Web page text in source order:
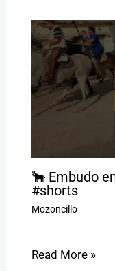
🐂 Embudo
#shorts
Mozoncillo
Read More »